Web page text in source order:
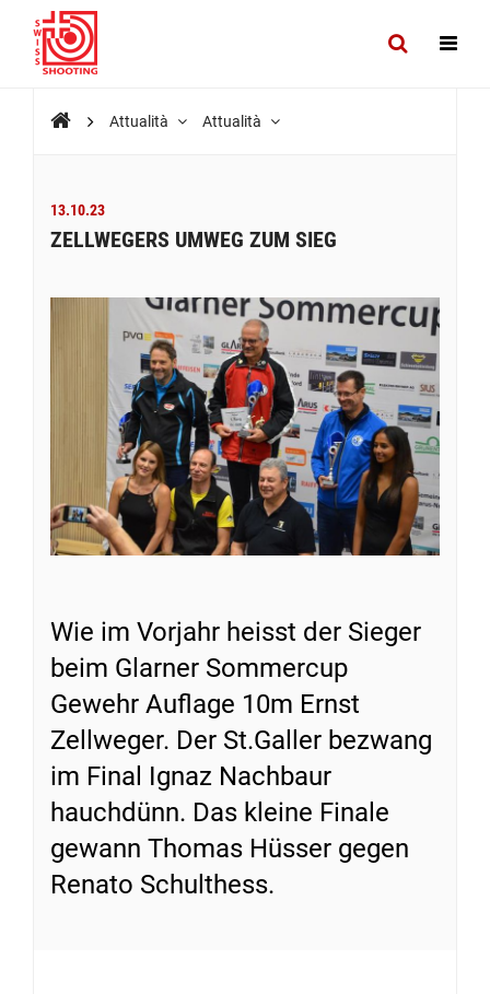
Attualità Attualità
13.10.23
ZELLWEGERS UMWEG ZUM SIEG
Wie im Vorjahr heisst der Sieger
beim Glarner Sommercup
Gewehr Auflage 10m Ernst
Zellweger. Der St.Galler bezwang
im Final Ignaz Nachbaur
hauchdünn. Das kleine Finale
gewann Thomas Hüsser gegen
Renato Schulthess.